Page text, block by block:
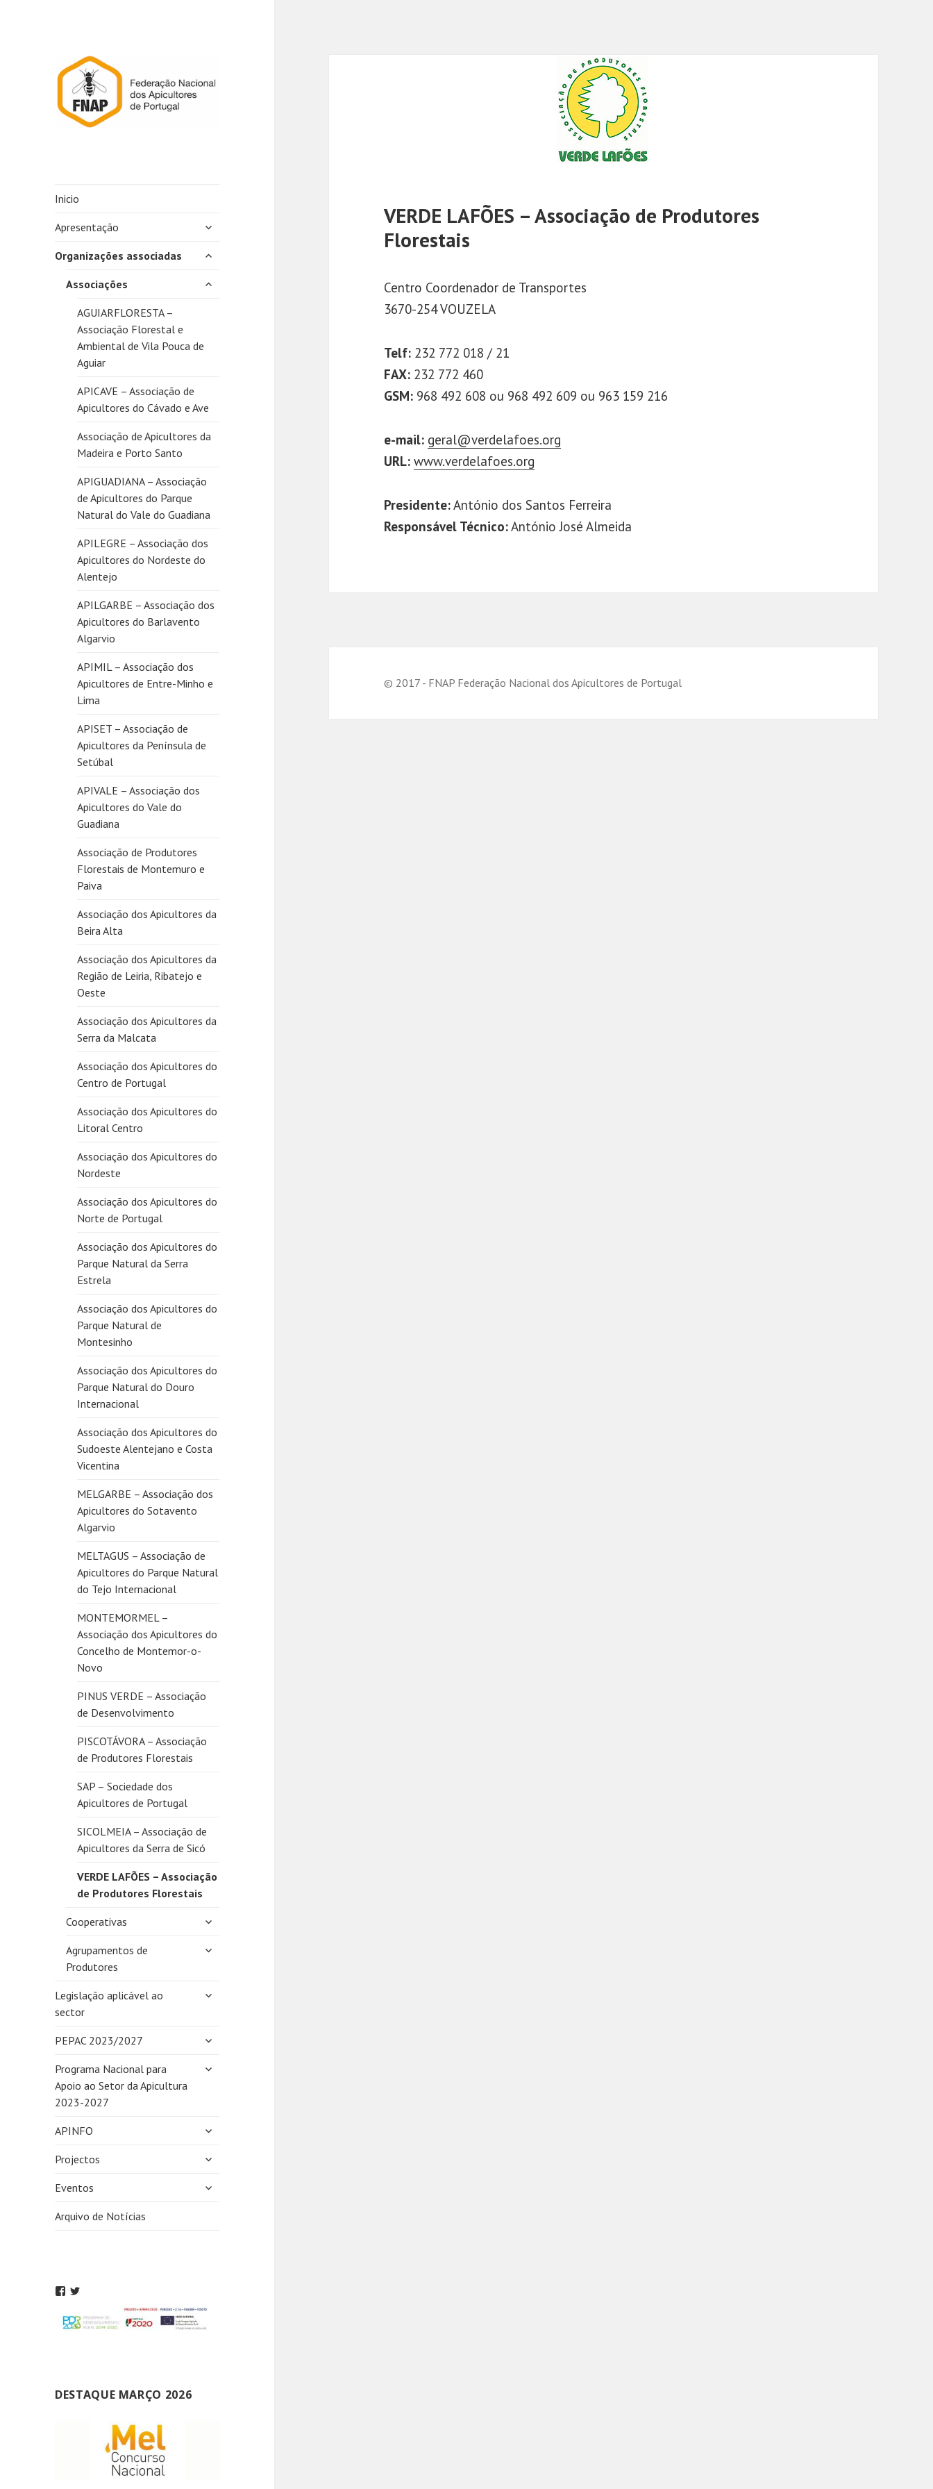
Inicio
Apresentação
expandir
Organizações associadas
expandir
Associações
expandir
AGUIARFLORESTA –
Associação Florestal e
Ambiental de Vila Pouca de
Aguiar
APICAVE – Associação de
Apicultores do Cávado e Ave
Associação de Apicultores da
Madeira e Porto Santo
APIGUADIANA – Associação
de Apicultores do Parque
Natural do Vale do Guadiana
APILEGRE – Associação dos
Apicultores do Nordeste do
Alentejo
APILGARBE – Associação dos
Apicultores do Barlavento
Algarvio
APIMIL – Associação dos
Apicultores de Entre-Minho e
Lima
APISET – Associação de
Apicultores da Península de
Setúbal
APIVALE – Associação dos
Apicultores do Vale do
Guadiana
Associação de Produtores
Florestais de Montemuro e
Paiva
Associação dos Apicultores da
Beira Alta
Associação dos Apicultores da
Região de Leiria, Ribatejo e
Oeste
Associação dos Apicultores da
Serra da Malcata
Associação dos Apicultores do
Centro de Portugal
Associação dos Apicultores do
Litoral Centro
Associação dos Apicultores do
Nordeste
Associação dos Apicultores do
Norte de Portugal
Associação dos Apicultores do
Parque Natural da Serra
Estrela
Associação dos Apicultores do
Parque Natural de
Montesinho
Associação dos Apicultores do
Parque Natural do Douro
Internacional
Associação dos Apicultores do
Sudoeste Alentejano e Costa
Vicentina
MELGARBE – Associação dos
Apicultores do Sotavento
Algarvio
MELTAGUS – Associação de
Apicultores do Parque Natural
do Tejo Internacional
MONTEMORMEL –
Associação dos Apicultores do
Concelho de Montemor-o-
Novo
PINUS VERDE – Associação
de Desenvolvimento
PISCOTÁVORA – Associação
de Produtores Florestais
SAP – Sociedade dos
Apicultores de Portugal
SICOLMEIA – Associação de
Apicultores da Serra de Sicó
VERDE LAFÕES – Associação
de Produtores Florestais
Cooperativas
expandir
Agrupamentos de
Produtores
expandir
Legislação aplicável ao
sector
expandir
PEPAC 2023/2027
expandir
Programa Nacional para
Apoio ao Setor da Apicultura
2023-2027
expandir
APINFO
expandir
Projectos
expandir
Eventos
expandir
Arquivo de Notícias
DESTAQUE MARÇO 2026
VERDE LAFÕES – Associação de Produtores
Florestais
Centro Coordenador de Transportes
3670-254 VOUZELA
Telf: 232 772 018 / 21
FAX: 232 772 460
GSM: 968 492 608 ou 968 492 609 ou 963 159 216
e-mail: geral@verdelafoes.org
URL: www.verdelafoes.org
Presidente:António dos Santos Ferreira
Responsável Técnico:António José Almeida
© 2017 - FNAP Federação Nacional dos Apicultores de Portugal